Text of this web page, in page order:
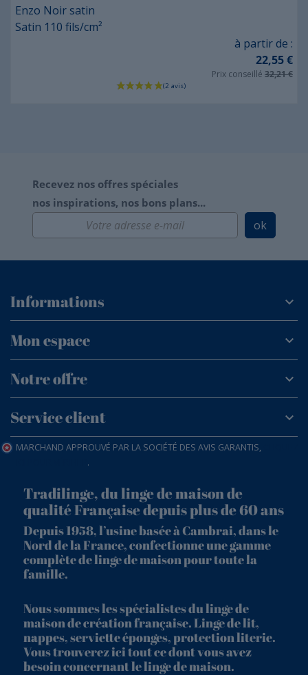
Enzo Noir satin
Satin 110 fils/cm²
à partir de :
22,55 €
Prix conseillé 32,21 €
Recevez nos offres spéciales
nos inspirations, nos bons plans...
ok
Informations
Mon espace
Notre offre
Service client
MARCHAND APPROUVÉ PAR LA SOCIÉTÉ DES AVIS GARANTIS,
.
Tradilinge, du linge de maison de
qualité Française depuis plus de 60 ans
Depuis 1958, l’usine basée à Cambrai, dans le
Nord de la France, confectionne une gamme
complète de linge de maison pour toute la
famille.
Nous sommes les spécialistes du linge de
maison de création française. Linge de lit,
nappes, serviette éponges, protection literie.
Vous trouverez ici tout ce dont vous avez
besoin concernant le linge de maison.